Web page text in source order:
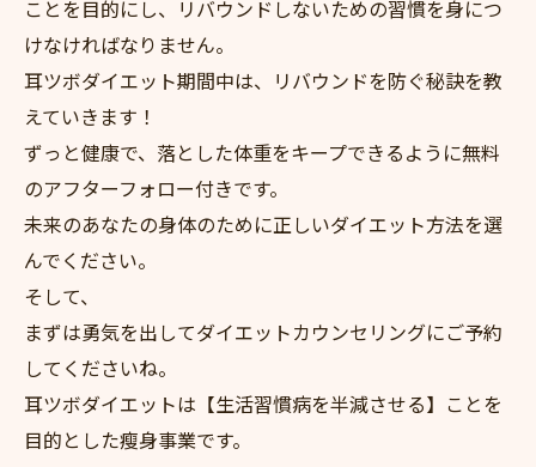
ことを目的にし、リバウンドしないための習慣を身につ
けなければなりません。
耳ツボダイエット期間中は、リバウンドを防ぐ秘訣を教
えていきます！
ずっと健康で、落とした体重をキープできるように無料
のアフターフォロー付きです。
未来のあなたの身体のために正しいダイエット方法を選
んでください。
そして、
まずは勇気を出してダイエットカウンセリングにご予約
してくださいね。
耳ツボダイエットは【生活習慣病を半減させる】ことを
目的とした瘦身事業です。